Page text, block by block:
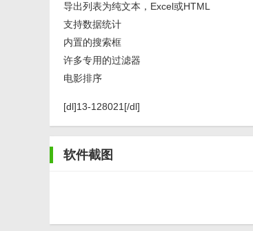
导出列表为纯文本，Excel或HTML
支持数据统计
内置的搜索框
许多专用的过滤器
电影排序
[dl]13-128021[/dl]
软件截图